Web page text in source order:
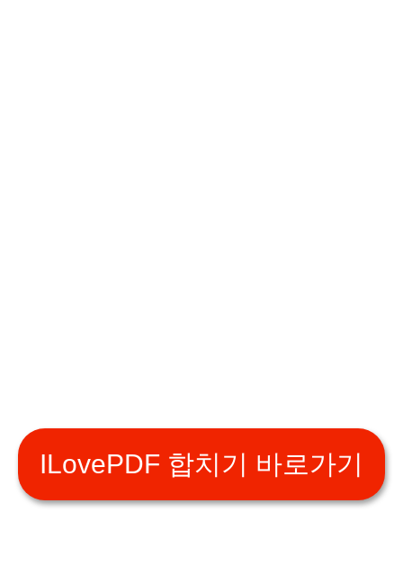
ILovePDF 합치기 바로가기